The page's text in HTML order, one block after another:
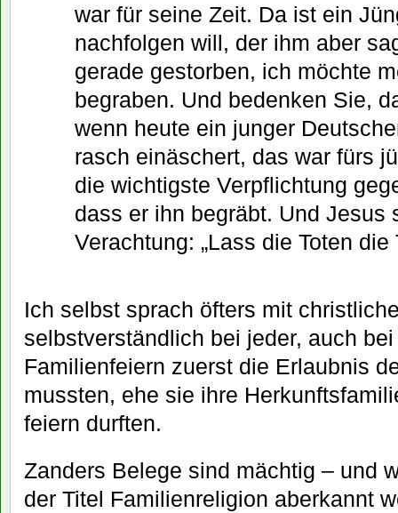
war für seine Zeit. Da ist ein
nachfolgen will, der ihm aber
gerade gestorben, ich möchte
begraben. Und bedenken Sie,
wenn heute ein junger
rasch einäschert, das war fürs
die wichtigste Verpflichtung
dass er ihn begräbt. Und Jesus
Verachtung: „Lass die Toten die
Ich selbst sprach öfters mit
selbstverständlich bei jeder, auch
Familienfeiern zuerst die Erlaubnis
mussten, ehe sie ihre
feiern durften.
Zanders Belege sind mächtig – und
der Titel Familienreligion aberkannt